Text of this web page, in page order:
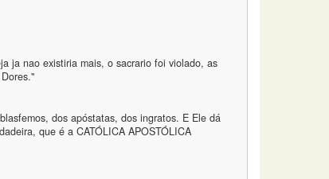
ja nao existiria mais, o sacrario foi violado, as
dos apóstatas, dos ingratos. E Ele dá
que é a CATÓLICA APOSTÓLICA